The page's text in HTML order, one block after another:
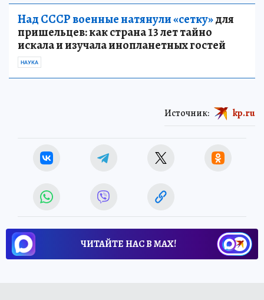
Над СССР военные натянули «сетку»для
пришельцев: как страна 13 лет тайно
искала и изучала инопланетных гостей
НАУКА
Источник: kp.ru
ЧИТАЙТЕ НАС В МАХ!